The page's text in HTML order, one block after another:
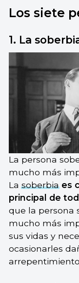
Los siete
1. La
La persona
mucho más
Lasoberbia es
principal de
que la persona
mucho más
sus vidas y
ocasionarles